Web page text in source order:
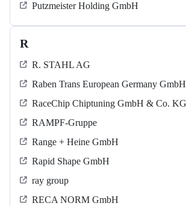
Putzmeister Holding GmbH
R
R. STAHL AG
Raben Trans European Germany GmbH
RaceChip Chiptuning GmbH & Co. KG
RAMPF-Gruppe
Range + Heine GmbH
Rapid Shape GmbH
ray group
RECA NORM GmbH